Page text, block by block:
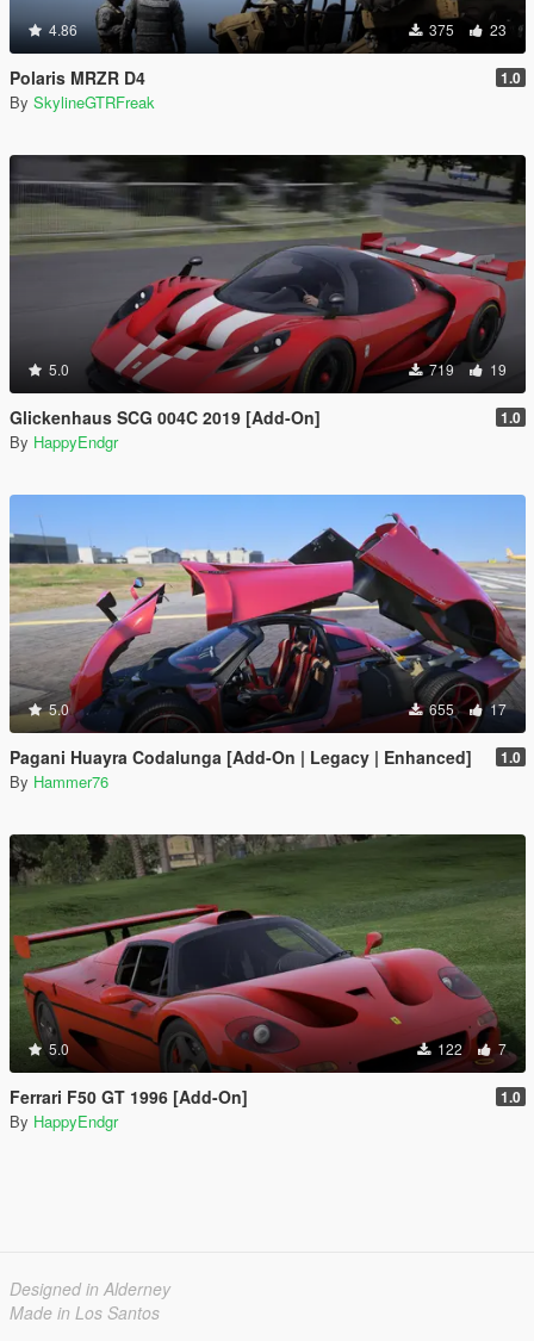
4.86 375 23
Polaris MRZR D4 1.0
By SkylineGTRFreak
5.0 719 19
Glickenhaus SCG 004C 2019 [Add-On] 1.0
By HappyEndgr
5.0 655 17
Pagani Huayra Codalunga [Add-On | Legacy | Enhanced] 1.0
By Hammer76
5.0 122 7
Ferrari F50 GT 1996 [Add-On] 1.0
By HappyEndgr
Designed in Alderney
Made in Los Santos